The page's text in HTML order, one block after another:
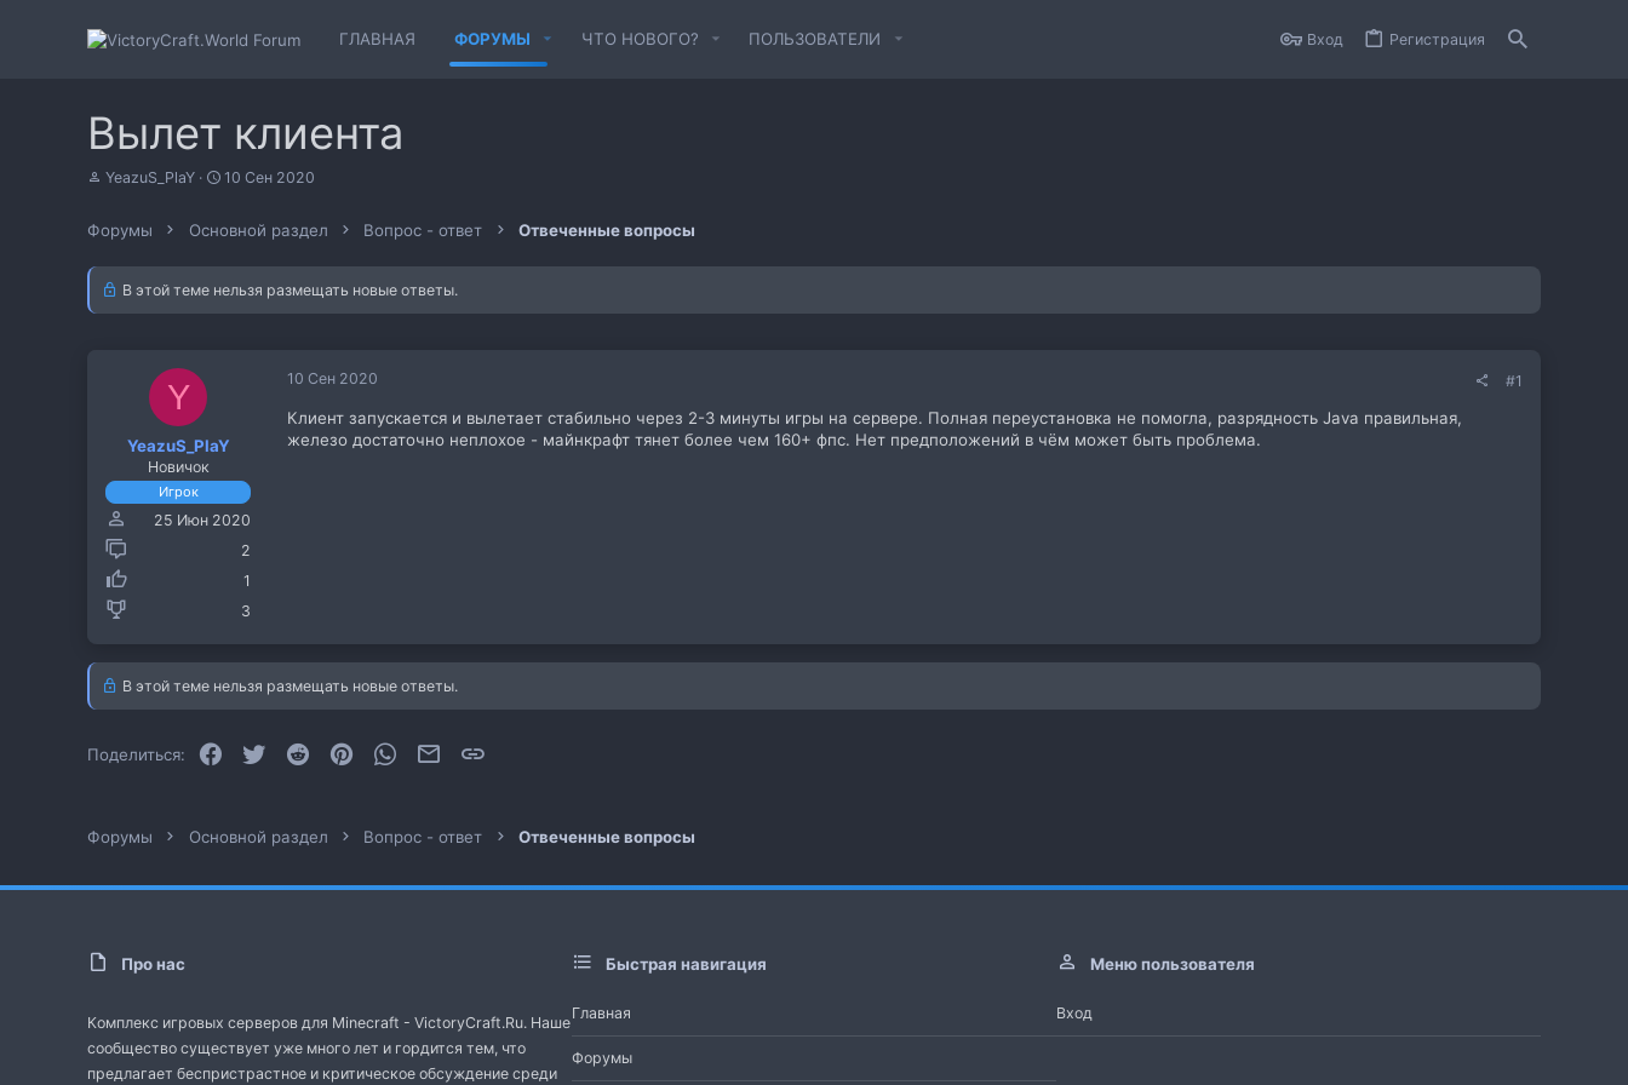
ГЛАВНАЯ ФОРУМЫ ЧТО НОВОГО? ПОЛЬЗОВАТЕЛИ Вход Регистрация
Вылет клиента
А
о
т
е
YeazuS_PlaY
Д
а
ч
10 Сен 2020
Форумы Основной раздел Вопрос - ответ Отвеченные вопросы
В этой теме нельзя размещать новые ответы.
Y
YeazuS_PlaY
Новичок
Игрок
25 Июн 2020
2
1
3
10 Сен 2020 #1
Клиент запускается и вылетает стабильно через 2-3 минуты игры на сервере. Полная переустановка не помогла, разрядность Java правильная,
железо достаточно неплохое - майнкрафт тянет более чем 160+ фпс. Нет предположений в чём может быть проблема.
В этой теме нельзя размещать новые ответы.
Поделиться: Facebook
Twitter Reddit PinterestWhatsAppЭлектронная почта
Форумы Основной раздел Вопрос - ответ Отвеченные вопросы
Про нас
Комплекс игровых серверов для Minecraft - VictoryCraft.Ru. Наше
сообщество существует уже много лет и гордится тем, что
предлагает беспристрастное и критическое обсуждение среди
Быстрая навигация
Главная
Форумы
Меню пользователя
Вход